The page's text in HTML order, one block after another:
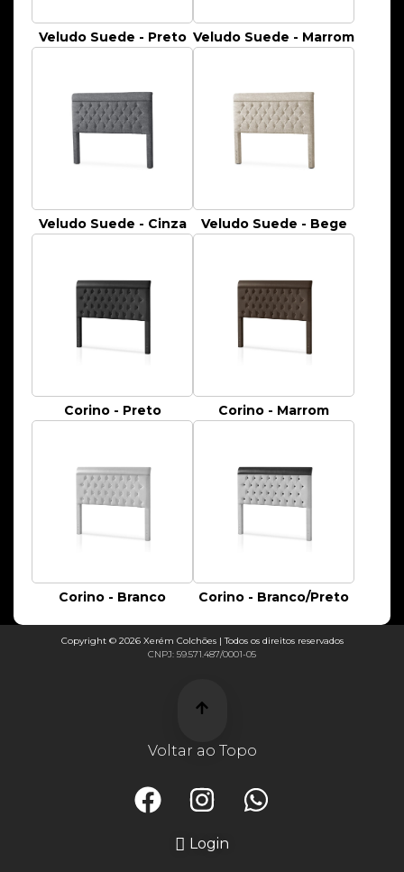
Veludo Suede - Preto Veludo Suede - Marrom
Veludo Suede - Cinza Veludo Suede - Bege
Corino - Preto Corino - Marrom
Corino - Branco Corino - Branco/Preto
Login
Voltar ao Topo
Copyright © 2026 Xerém Colchões | Todos os direitos reservados
CNPJ: 59.571.487/0001-05